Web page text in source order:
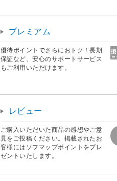
プレミアム
優待ポイントでさらにおトク！長期
保証など、安心のサポートサービス
もご利用いただけます。
レビュー
ご購入いただいた商品の感想やご意
見をご投稿ください。掲載されたお
客様にはソフマップポイントをプレ
ゼントいたします。